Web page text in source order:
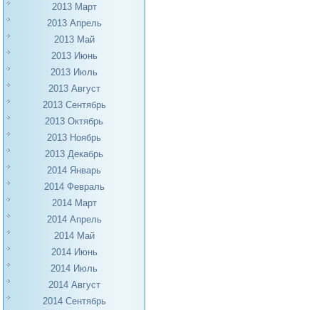
2013 Март
2013 Апрель
2013 Май
2013 Июнь
2013 Июль
2013 Август
2013 Сентябрь
2013 Октябрь
2013 Ноябрь
2013 Декабрь
2014 Январь
2014 Февраль
2014 Март
2014 Апрель
2014 Май
2014 Июнь
2014 Июль
2014 Август
2014 Сентябрь